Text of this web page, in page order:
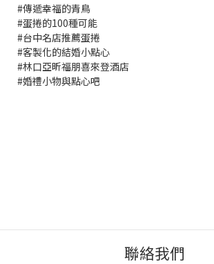
#傳遞幸福的青鳥
#蛋捲的100種可能
#台中名店推薦蛋捲
#客製化的結婚小點心
#林口亞昕福朋喜來登酒店
#婚禮小物與點心吧
聯絡我們